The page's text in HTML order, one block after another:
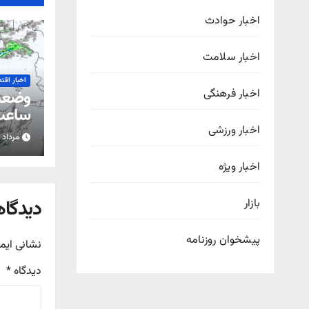
اخبار حوادث
اخبار سلامت
اخبار فرهنگی
اخبار ورزشی
اخبار ویژه
بازار
پیشخوان روزنامه
اخبار
مرداد ۱۵, ۱۴۰۵
نشانی
دیدگاه*